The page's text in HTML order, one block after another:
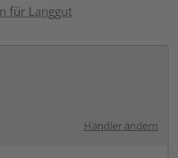
für Langgut
Händler ändern